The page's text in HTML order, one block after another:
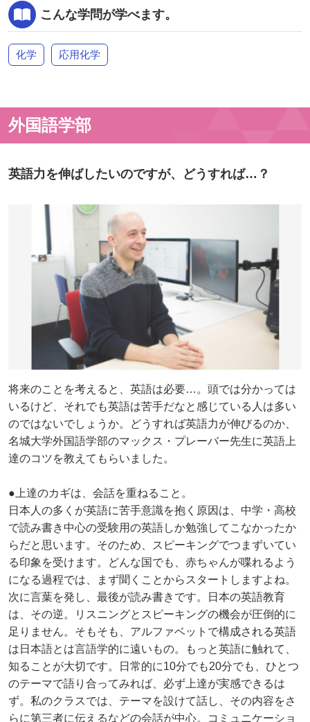
こんな学問が学べます。
化学 応用化学
外国語学部
英語力を伸ばしたいのですが、どうすれば…？
将来のことを考えると、英語は必要…。頭では分かっては
いるけど、それでも英語は苦手だなと感じている人は多い
のではないでしょうか。どうすれば英語力が伸びるのか、
名城大学外国語学部のマックス・プレーバー先生に英語上
達のコツを教えてもらいました。
●上達のカギは、会話を重ねること。
日本人の多くが英語に苦手意識を抱く原因は、中学・高校
で読み書き中心の受験用の英語しか勉強してこなかったか
らだと思います。そのため、スピーキングでつまずいてい
る印象を受けます。どんな国でも、赤ちゃんが喋れるよう
になる過程では、まず聞くことからスタートしますよね。
次に言葉を発し、最後が読み書きです。日本の英語教育
は、その逆。リスニングとスピーキングの機会が圧倒的に
足りません。そもそも、アルファベットで構成される英語
は日本語とは言語学的に遠いもの。もっと英語に触れて、
知ることが大切です。日常的に10分でも20分でも、ひとつ
のテーマで語り合ってみれば、必ず上達が実感できるは
ず。私のクラスでは、テーマを設けて話し、その内容をさ
らに第三者に伝えるなどの会話が中心。コミュニケーショ